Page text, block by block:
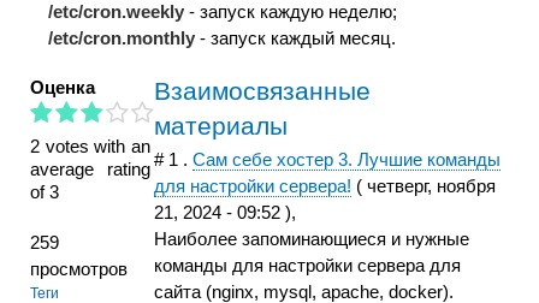
/etc/cron.weekly - запуск каждую неделю;
/etc/cron.monthly - запуск каждый месяц.
Оценка
2 votes with an
average rating
of 3
259
просмотров
Теги
Взаимосвязанные
материалы
# 1 .Сам себе хостер 3. Лучшие команды
для настройки сервера! ( четверг, ноября
21, 2024 - 09:52 ),
Наиболее запоминающиеся и нужные
команды для настройки сервера для
сайта (nginx, mysql, apache, docker).